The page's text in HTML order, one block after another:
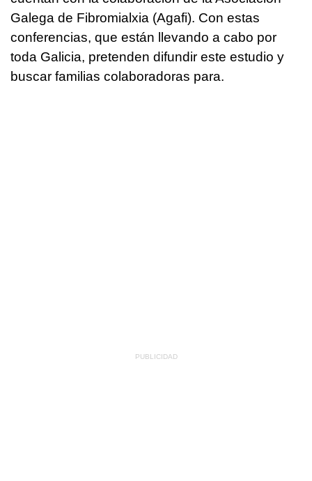
Galega de Fibromialxia (Agafi). Con estas
conferencias, que están llevando a cabo por
toda Galicia, pretenden difundir este estudio y
buscar familias colaboradoras para.